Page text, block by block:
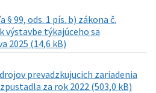
99, ods. 1 pís. b) zákona č.
výstavbe týkajúceho sa
2025 (14,6 kB)
prevadzkujucich zariadenia
za rok 2022 (503,0 kB)